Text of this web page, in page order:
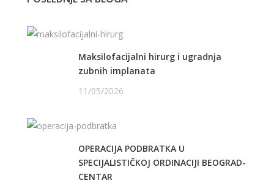
Maksilofacijalni hirurg i ugradnja
zubnih implanata
11/05/2026
OPERACIJA PODBRATKA U
SPECIJALISTIČKOJ ORDINACIJI BEOGRAD-
CENTAR